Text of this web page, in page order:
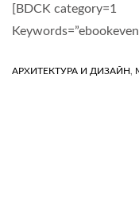
[BDCK category=1
АРХИТЕКТУРА И ДИЗАЙН,